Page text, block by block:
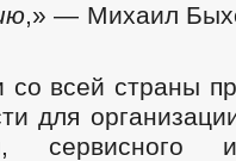
,» — Михаил
со всей страны
для
сервисного